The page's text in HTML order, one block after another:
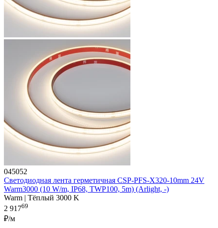
045052
Светодиодная лента герметичная CSP-PFS-X320-10mm 24V
Warm3000 (10 W/m, IP68, TWP100, 5m) (Arlight, -)
Warm | Тёплый 3000 K
2 91769
₽/м